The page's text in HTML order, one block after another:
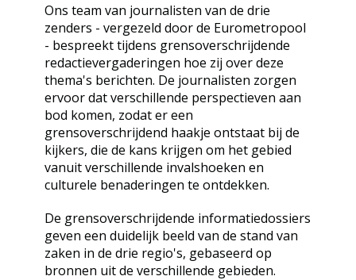
Ons team van journalisten van de drie
zenders - vergezeld door de Eurometropool
- bespreekt tijdens grensoverschrijdende
redactievergaderingen hoe zij over deze
thema's berichten. De journalisten zorgen
ervoor dat verschillende perspectieven aan
bod komen, zodat er een
grensoverschrijdend haakje ontstaat bij de
kijkers, die de kans krijgen om het gebied
vanuit verschillende invalshoeken en
culturele benaderingen te ontdekken.
De grensoverschrijdende informatiedossiers
geven een duidelijk beeld van de stand van
zaken in de drie regio's, gebaseerd op
bronnen uit de verschillende gebieden.